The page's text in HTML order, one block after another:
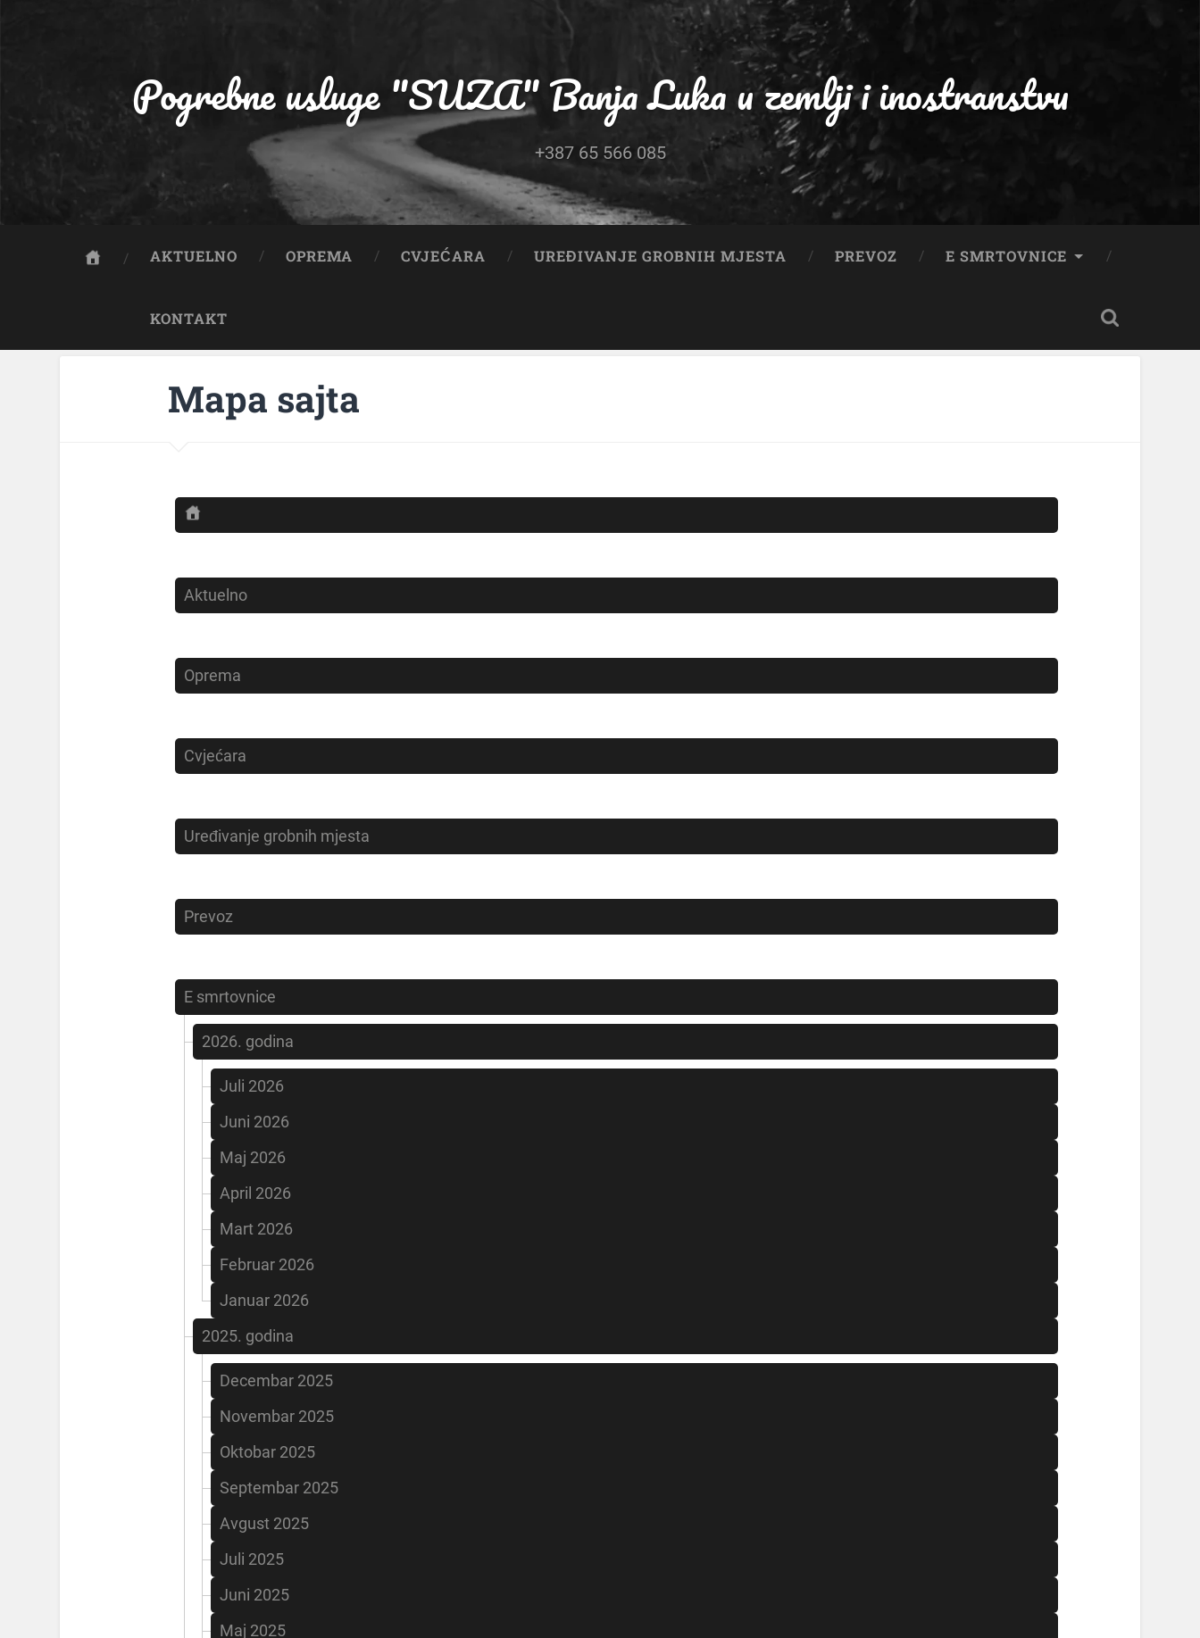
Pogrebne usluge "SUZA" Banja Luka u zemlji i inostranstvu
+387 65 566 085
AKTUELNO OPREMA CVJEĆARA UREĐIVANJE GROBNIH MJESTA PREVOZ E SMRTOVNICE
KONTAKT
Mapa sajta
Aktuelno
Oprema
Cvjećara
Uređivanje grobnih mjesta
Prevoz
E smrtovnice
2026. godina
Juli 2026
Juni 2026
Maj 2026
April 2026
Mart 2026
Februar 2026
Januar 2026
2025. godina
Decembar 2025
Novembar 2025
Oktobar 2025
Septembar 2025
Avgust 2025
Juli 2025
Juni 2025
Maj 2025